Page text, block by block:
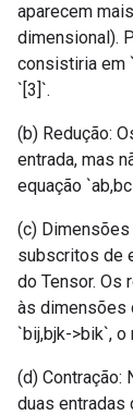
aparecem
dimensional).
consistiria em
`[3]`.
(b) Redução:
entrada, mas
equação
(c)
subscritos de
do Tensor. Os
às dimensões
`bij,bjk->bik`,
(d) Contração:
duas entradas